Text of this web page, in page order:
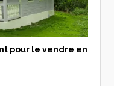
pour le vendre en